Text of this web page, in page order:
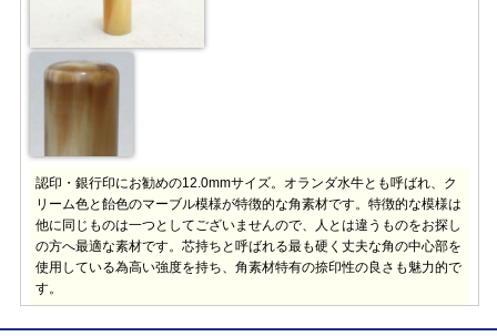
認印・銀行印にお勧めの12.0mmサイズ。オランダ水牛とも呼ばれ、ク
リーム色と飴色のマーブル模様が特徴的な角素材です。特徴的な模様は
他に同じものは一つとしてございませんので、人とは違うものをお探し
の方へ最適な素材です。芯持ちと呼ばれる最も硬く丈夫な角の中心部を
使用している為高い強度を持ち、角素材特有の捺印性の良さも魅力的で
す。